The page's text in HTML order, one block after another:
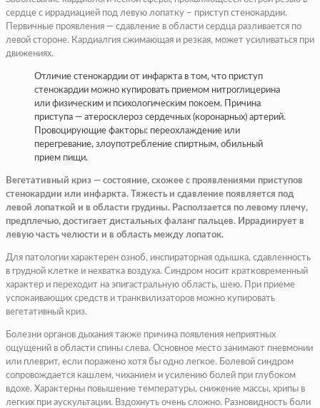
сердце с иррадиацией под левую лопатку – приступ стенокардии.
Первичные проявления — сдавление в области сердца разливается по
левой стороне. Кардиалгия сжимающая и резкая, может усиливаться при
движениях.
Отличие стенокардии от инфаркта в том, что приступ
стенокардии можно купировать приемом нитроглицерина
или физическим и психологическим покоем. Причина
приступа — атеросклероз сердечных (коронарных) артерий.
Провоцирующие факторы: переохлаждение или
перегревание, злоупотребление спиртным, обильный
прием пищи.
Вегетативный криз — состояние, схожее с проявлениями приступов
стенокардии или инфаркта. Тяжесть и сдавление появляется под
левой лопаткой и в области грудины. Расползается по левому плечу,
предплечью, достигает дистальных фаланг пальцев. Иррадиирует в
левую часть челюсти и в область между лопаток.
Для патологии характерен озноб, инспираторная одышка, сдавленность
в грудной клетке и нехватка воздуха. Синдром носит кратковременный
характер и переходит на эпигастральную область, шею. При приеме
успокаивающих средств и транквилизаторов можно купировать
вегетативный криз.
Болезни органов дыхания также причина появления неприятных
ощущений в области спины слева. Основное место занимают пневмонии
или плеврит, если поражено хотя бы одно легкое. Болевой синдром
сопровождается кашлем, чиханием и усилению болей при глубоком
вдохе. Характерны повышение температуры, снижение массы, хрипы в
легких при аускультации. Вздохнуть очень сложно. Разновидность боли